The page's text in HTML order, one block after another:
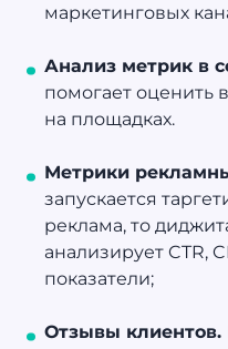
маркетинговых
Анализ метрик в
помогает оценить
на площадках.
Метрики
запускается
реклама, то
анализирует CTR,
показатели;
Отзывы клиентов.